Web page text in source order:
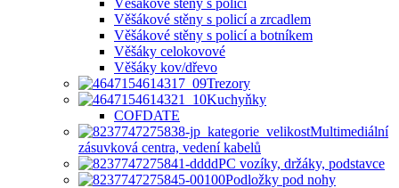
Věšákové stěny s policí
Věšákové stěny s policí a zrcadlem
Věšákové stěny s policí a botníkem
Věšáky celokovové
Věšáky kov/dřevo
Trezory
Kuchyňky
COFDATE
Multimediální
zásuvková centra, vedení kabelů
PC vozíky, držáky, podstavce
Podložky pod nohy